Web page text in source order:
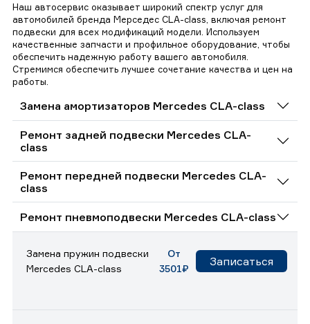
Наш автосервис оказывает широкий спектр услуг для
автомобилей бренда Мерседес CLA-class, включая ремонт
подвески для всех модификаций модели. Используем
качественные запчасти и профильное оборудование, чтобы
обеспечить надежную работу вашего автомобиля.
Стремимся обеспечить лучшее сочетание качества и цен на
работы.
Замена амортизаторов Mercedes CLA-class
Ремонт задней подвески Mercedes CLA-
class
Ремонт передней подвески Mercedes CLA-
class
Ремонт пневмоподвески Mercedes CLA-class
Замена пружин подвески
Mercedes CLA-class
От
3501₽
Записаться